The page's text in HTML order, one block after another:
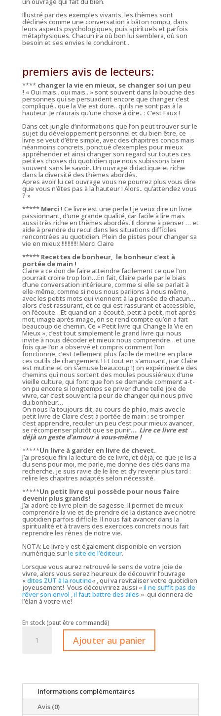
Illustré par des exemples vivants, les thèmes sont
déclinés comme une conversation à bâton rompu, dans
leurs aspects psychologiques, puis spirituels et parfois
métaphysiques. Chacun ira où bon lui semblera, où son
besoin et ses envies le conduiront..
premiers avis de lecteurs:
**** changer la vie en mieux, se changer soi un peu
! «Oui mais.. oui mais.. » sont souvent dans la bouche des
personnes qui se persuadent encore que changer c’est
compliqué.. que la Vie est dure.. qu’ils ne sont pas à la
hauteur. Je n’aurais qu’une chose à dire.. : C’est Faux !
Dans cet jungle d’informations que l’on peut trouver sur le
sujet du développement personnel et du bien être, ce
livre se veut d’être simple, avec des chapitres concis mais
néanmoins concrets, ponctué d’exemples pour mieux
appréhender et ainsi changer son regard sur toutes ces
petites choses du quotidien que nous subissons bien
souvent sans le savoir. Un ouvrage didactique et riche
dans la diversité des thèmes abordés.
Apres avoir lu cet ouvrage vous ne pourrez plus vous dire
que vous n’êtes pas à la hauteur ! Alors.. qu’attendez vous
? »
***** Merci ! Ce livre est une perle ! je veux dire un livre
passionnant, d’une grande qualité, car facile à lire mais
aussi très riche en thèmes abordés. Il donne à penser … et
aide à prendre du recul dans les situations difficiles
rencontrées au quotidien. Plein de pistes pour changer sa
vie en mieux !!!!!!!!!!! Merci Claire
***** Recettes de bonheur, le bonheur c’est à
portée de main !
Claire a ce don de faire atteindre facilement ce que l’on
pourrait croire trop loin…En fait, Claire parle par le biais
d’une conversation intérieure, comme si elle se parlait à
elle-même, comme si nous nous parlions à nous même,
avec les petits mots qui viennent à la pensée de chacun…
alors c’est rassurant, et ce qui est rassurant et accessible,
on l’écoute…Et quand on a écouté, petit à petit, mot après
mot, image après image, on se rend compte qu’on a fait
beaucoup de chemin. Ce « Petit livre qui Change la Vie en
Mieux », c’est tout simplement le grand livre qui nous
invite à nous décoder et mieux nous comprendre…et une
fois que l’on a observé et compris comment l’on
fonctionne, c’est tellement plus facile de mettre en place
ces outils de changement ! Et tout en s’amusant, (car Claire
est mutine et on s’amuse beaucoup !) on expérimente des
chemins qui nous sortent des moules poussiéreux d’une
vieille culture, qui font que l’on se demande comment a-t-
on pu encore si longtemps se priver d’une telle joie de
vivre, car c’est souvent la peur de changer qui nous prive
du bonheur…
On nous l’a toujours dit, au cours de philo, mais avec le
petit livre de Claire c’est à portée de main : se tromper
c’est apprendre, reculer un peu c’est pour mieux avancer,
se récompenser plutôt que se punir…. Lire ce livre est
déjà un geste d’amour à vous-même !
*****Un livre à garder en livre de chevet.
J’ai presque fini la lecture de ce livre, et déjà, ce que je lis a
du sens pour moi, me parle, me donne des clés dans ma
recherche. je suis ravie de le lire et d’y revenir plus tard :
relire les chapitres adaptés selon nécessité.
*****Un petit livre qui possède pour nous faire
devenir plus grands!
J’ai adoré ce livre plein de sagesse. Il permet de mieux
comprendre la vie et de prendre de la distance avec notre
quotidien parfois difficile. Il nous fait avancer dans la
spiritualité et à travers des exercices concrets nous fait
reprendre les rênes de notre vie.
NOTA: Le livre y est également disponible en version
numérique sur le site de l’éditeur.
Lorsque vous aurez retrouvé le sens de votre joie de
vivre, alors vous serez heureux de découvrir l’ouvrage
«dites ZUT à la routine« , qui va revitaliser votre quotidien
joyeusement! Vous découvrirez aussi «il ne suffit pas de
rêver son envol , il faut battre des ailes » qui donnera de
l’élan à votre vie!
En stock (peut être commandé)
Vie
Mieux
(Poche)
Ajouter au panier
Informations complémentaires
Avis (0)